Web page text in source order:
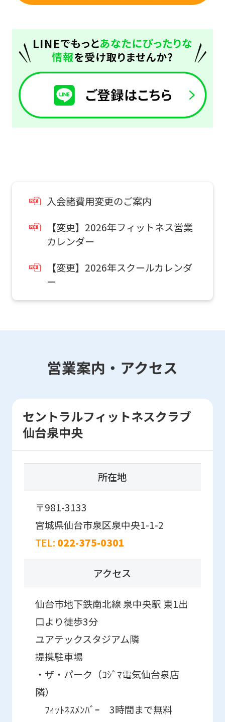
入会諸費用変更のご案内
【変更】2026年フィットネス営業
カレンダー
【変更】2026年スクールカレンダ
ー
営業案内・アクセス
セントラルフィットネスクラブ
仙台泉中央
所在地
〒981-3133
宮城県仙台市泉区泉中央1-1-2
TEL: 022-375-0301
アクセス
仙台市地下鉄南北線 泉中央駅 東1出
口より徒歩3分
ユアテックスタジアム隣
提携駐車場
・ザ・パーク（ｺｼﾞﾏ電気仙台泉店
隣）
ﾌｨｯﾄﾈｽﾒﾝﾊﾞｰ 3時間まで無料
service,
Japanese
version
of
this
website
will
it
not
an
translation.
translation
differ
from
original
content.
that
you
understand
this
using
the
service.
Automatic